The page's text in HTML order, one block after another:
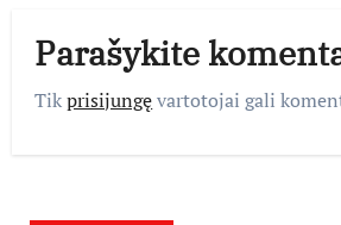
Parašykite
Tikprisijungęvartotojai gali